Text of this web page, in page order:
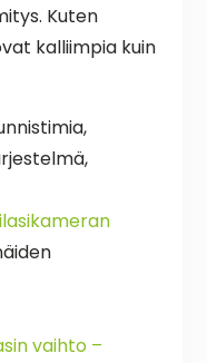
Kuten
kalliimpia kuin
vaihto –